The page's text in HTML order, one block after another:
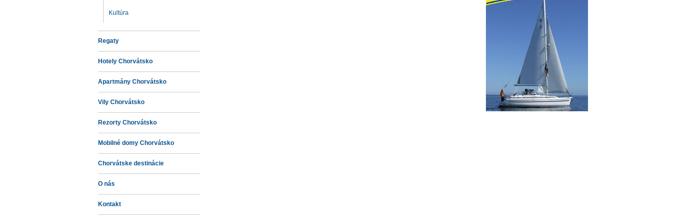
Kultúra
Regaty
Hotely Chorvátsko
Apartmány Chorvátsko
Vily Chorvátsko
Rezorty Chorvátsko
Mobilné domy Chorvátsko
Chorvátske destinácie
O nás
Kontakt